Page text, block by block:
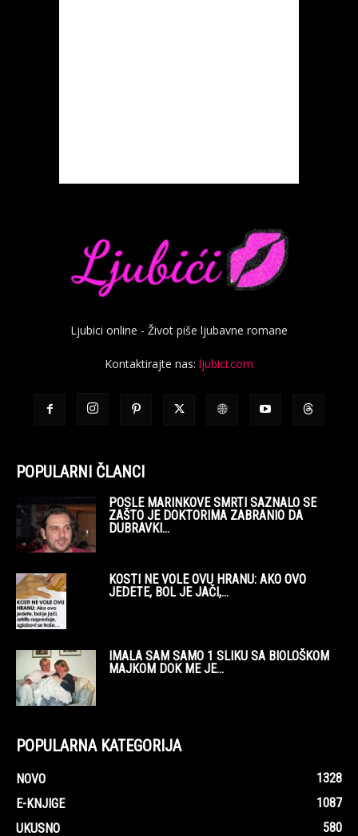
Ljubici online - Život piše ljubavne romane
Kontaktirajte nas: ljubici.com
POPULARNI ČLANCI
POSLE MARINKOVE SMRTI SAZNALO SE
ZAŠTO JE DOKTORIMA ZABRANIO DA
DUBRAVKI...
KOSTI NE VOLE OVU HRANU: AKO OVO
JEDETE, BOL JE JAČI,...
IMALA SAM SAMO 1 SLIKU SA BIOLOŠKOM
MAJKOM DOK ME JE...
POPULARNA KATEGORIJA
NOVO
1328
E-KNJIGE
1087
UKUSNO
580